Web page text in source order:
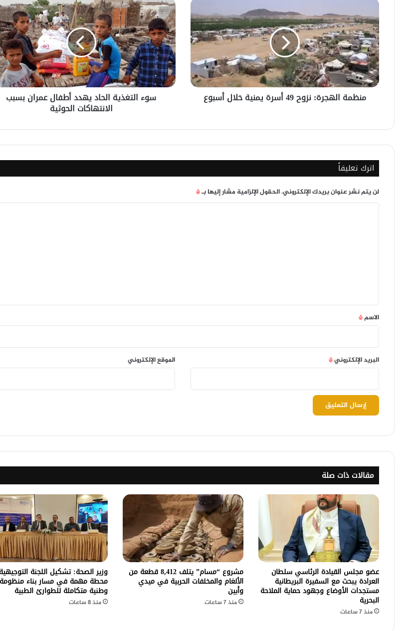
الهجرة:
نزوح
49
أسرة
يمنية
خلال
أسبوع
منظمة الهجرة: نزوح 49 أسرة يمنية خلال أسبوع
التغذية
الحاد
يهدد
أطفال
عمران
بسبب
الانتهاكات
الحوثية
سوء التغذية الحاد يهدد أطفال عمران بسبب
الانتهاكات الحوثية
اترك تعليقاً
لن يتم نشر عنوان بريدك الإلكتروني.الحقول الإلزامية مشار إليها بـ*
*
الاسم*
البريد الإلكتروني* الموقع الإلكتروني
مقالات ذات صلة
عضو مجلس القيادة الرئاسي سلطان
العرادة يبحث مع السفيرة البريطانية
مستجدات الأوضاع وجهود حماية الملاحة
البحرية
منذ 7 ساعات
مشروع “مسام” يتلف 8,412 قطعة من
الألغام والمخلفات الحربية في ميدي
وأبين
منذ 7 ساعات
وزير الصحة: تشكيل اللجنة التوجيهية
محطة مهمة في مسار بناء منظومة
وطنية متكاملة للطوارئ الطبية
منذ 8 ساعات